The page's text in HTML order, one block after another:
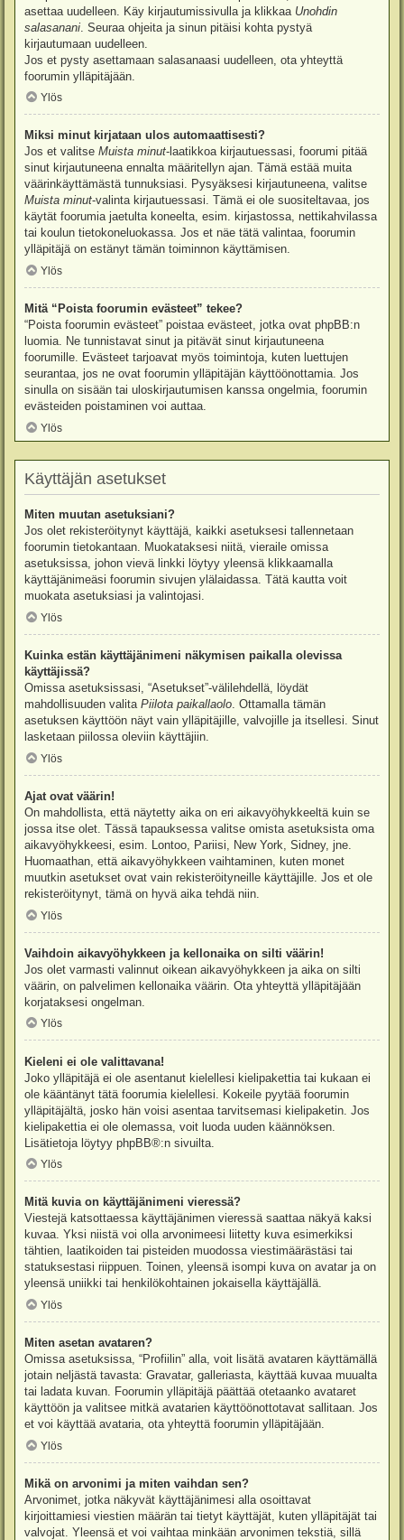
asettaa uudelleen. Käy kirjautumissivulla ja klikkaa Unohdin
salasanani . Seuraa ohjeita ja sinun pitäisi kohta pystyä
kirjautumaan uudelleen.
Jos et pysty asettamaan salasanaasi uudelleen, ota yhteyttä
foorumin ylläpitäjään.
Ylös
Miksi minut kirjataan ulos automaattisesti?
Jos et valitse Muista minut-laatikkoa kirjautuessasi, foorumi pitää
sinut kirjautuneena ennalta määritellyn ajan. Tämä estää muita
väärinkäyttämästä tunnuksiasi. Pysyäksesi kirjautuneena, valitse
Muista minut-valinta kirjautuessasi. Tämä ei ole suositeltavaa, jos
käytät foorumia jaetulta koneelta, esim. kirjastossa, nettikahvilassa
tai koulun tietokoneluokassa. Jos et näe tätä valintaa, foorumin
ylläpitäjä on estänyt tämän toiminnon käyttämisen.
Ylös
Mitä “Poista foorumin evästeet” tekee?
“Poista foorumin evästeet” poistaa evästeet, jotka ovat phpBB:n
luomia. Ne tunnistavat sinut ja pitävät sinut kirjautuneena
foorumille. Evästeet tarjoavat myös toimintoja, kuten luettujen
seurantaa, jos ne ovat foorumin ylläpitäjän käyttöönottamia. Jos
sinulla on sisään tai uloskirjautumisen kanssa ongelmia, foorumin
evästeiden poistaminen voi auttaa.
Ylös
Käyttäjän asetukset
Miten muutan asetuksiani?
Jos olet rekisteröitynyt käyttäjä, kaikki asetuksesi tallennetaan
foorumin tietokantaan. Muokataksesi niitä, vieraile omissa
asetuksissa, johon vievä linkki löytyy yleensä klikkaamalla
käyttäjänimeäsi foorumin sivujen ylälaidassa. Tätä kautta voit
muokata asetuksiasi ja valintojasi.
Ylös
Kuinka estän käyttäjänimeni näkymisen paikalla olevissa
käyttäjissä?
Omissa asetuksissasi, “Asetukset”-välilehdellä, löydät
mahdollisuuden valita Piilota paikallaolo. Ottamalla tämän
asetuksen käyttöön näyt vain ylläpitäjille, valvojille ja itsellesi. Sinut
lasketaan piilossa oleviin käyttäjiin.
Ylös
Ajat ovat väärin!
On mahdollista, että näytetty aika on eri aikavyöhykkeeltä kuin se
jossa itse olet. Tässä tapauksessa valitse omista asetuksista oma
aikavyöhykkeesi, esim. Lontoo, Pariisi, New York, Sidney, jne.
Huomaathan, että aikavyöhykkeen vaihtaminen, kuten monet
muutkin asetukset ovat vain rekisteröityneille käyttäjille. Jos et ole
rekisteröitynyt, tämä on hyvä aika tehdä niin.
Ylös
Vaihdoin aikavyöhykkeen ja kellonaika on silti väärin!
Jos olet varmasti valinnut oikean aikavyöhykkeen ja aika on silti
väärin, on palvelimen kellonaika väärin. Ota yhteyttä ylläpitäjään
korjataksesi ongelman.
Ylös
Kieleni ei ole valittavana!
Joko ylläpitäjä ei ole asentanut kielellesi kielipakettia tai kukaan ei
ole kääntänyt tätä foorumia kielellesi. Kokeile pyytää foorumin
ylläpitäjältä, josko hän voisi asentaa tarvitsemasi kielipaketin. Jos
kielipakettia ei ole olemassa, voit luoda uuden käännöksen.
Lisätietoja löytyy phpBB®:n sivuilta.
Ylös
Mitä kuvia on käyttäjänimeni vieressä?
Viestejä katsottaessa käyttäjänimen vieressä saattaa näkyä kaksi
kuvaa. Yksi niistä voi olla arvonimeesi liitetty kuva esimerkiksi
tähtien, laatikoiden tai pisteiden muodossa viestimäärästäsi tai
statuksestasi riippuen. Toinen, yleensä isompi kuva on avatar ja on
yleensä uniikki tai henkilökohtainen jokaisella käyttäjällä.
Ylös
Miten asetan avataren?
Omissa asetuksissa, “Profiilin” alla, voit lisätä avataren käyttämällä
jotain neljästä tavasta: Gravatar, galleriasta, käyttää kuvaa muualta
tai ladata kuvan. Foorumin ylläpitäjä päättää otetaanko avataret
käyttöön ja valitsee mitkä avatarien käyttöönottotavat sallitaan. Jos
et voi käyttää avataria, ota yhteyttä foorumin ylläpitäjään.
Ylös
Mikä on arvonimi ja miten vaihdan sen?
Arvonimet, jotka näkyvät käyttäjänimesi alla osoittavat
kirjoittamiesi viestien määrän tai tietyt käyttäjät, kuten ylläpitäjät tai
valvojat. Yleensä et voi vaihtaa minkään arvonimen tekstiä, sillä